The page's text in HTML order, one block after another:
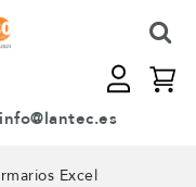
info@lantec.es
Excel